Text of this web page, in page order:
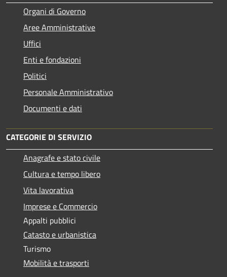
Organi di Governo
Aree Amministrative
Uffici
Enti e fondazioni
Politici
Personale Amministrativo
Documenti e dati
CATEGORIE DI SERVIZIO
Anagrafe e stato civile
Cultura e tempo libero
Vita lavorativa
Imprese e Commercio
Appalti pubblici
Catasto e urbanistica
Turismo
Mobilità e trasporti